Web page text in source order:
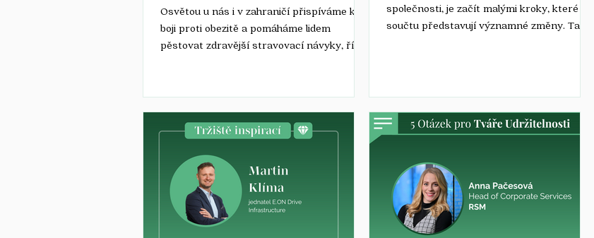
Osvětou u nás i v zahraničí přispíváme k
boji proti obezitě a pomáháme lidem
pěstovat zdravější stravovací návyky, říká
společnosti, je začít malými kroky, které v
součtu představují významné změny. Tak